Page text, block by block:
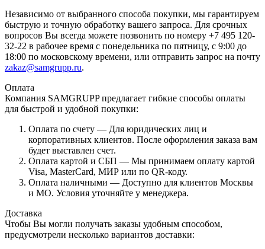
Независимо от выбранного способа покупки, мы гарантируем
быструю и точную обработку вашего запроса. Для срочных
вопросов Вы всегда можете позвонить по номеру +7 495 120-
32-22 в рабочее время с понедельника по пятницу, с 9:00 до
18:00 по московскому времени, или отправить запрос на почту
zakaz@samgrupp.ru.
Оплата
Компания SAMGRUPP предлагает гибкие способы оплаты
для быстрой и удобной покупки:
Оплата по счету — Для юридических лиц и
корпоративных клиентов. После оформления заказа вам
будет выставлен счет.
Оплата картой и СБП — Мы принимаем оплату картой
Visa, MasterCard, МИР или по QR-коду.
Оплата наличными — Доступно для клиентов Москвы
и МО. Условия уточняйте у менеджера.
Доставка
Чтобы Вы могли получать заказы удобным способом,
предусмотрели несколько вариантов доставки: